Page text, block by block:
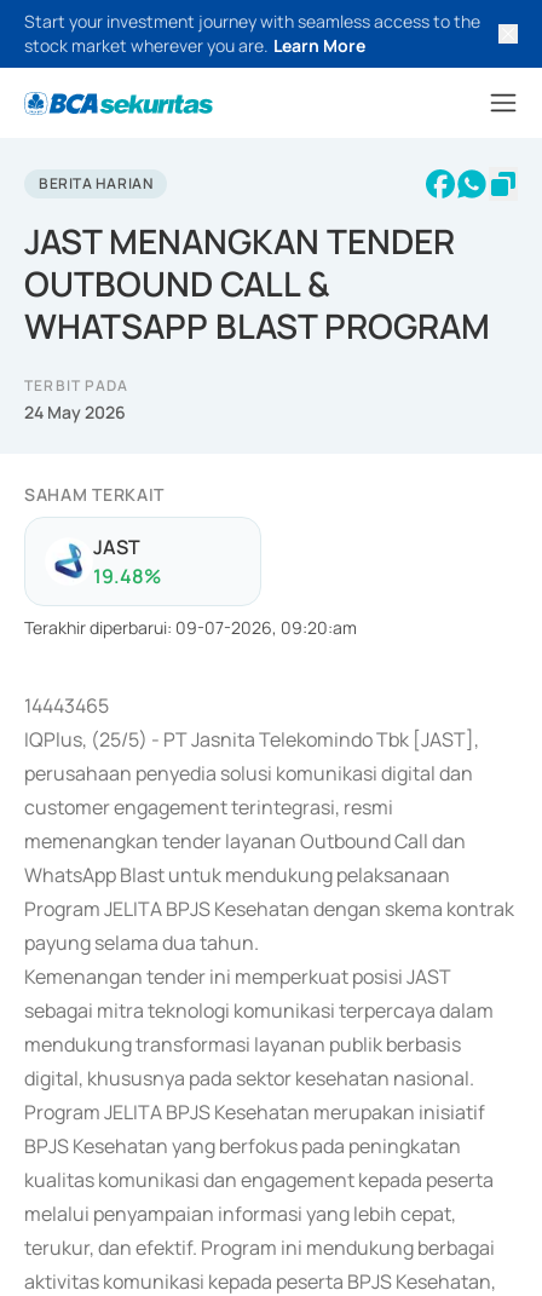
Start your investment journey with seamless access to the
stock market wherever you are. Learn More
BERITA HARIAN
JAST MENANGKAN TENDER
OUTBOUND CALL &
WHATSAPP BLAST PROGRAM
TERBIT PADA
24 May 2026
SAHAM TERKAIT
JAST
19.48%
Terakhir diperbarui: 09-07-2026, 09:20:am
14443465
IQPlus, (25/5) - PT Jasnita Telekomindo Tbk [JAST],
perusahaan penyedia solusi komunikasi digital dan
customer engagement terintegrasi, resmi
memenangkan tender layanan Outbound Call dan
WhatsApp Blast untuk mendukung pelaksanaan
Program JELITA BPJS Kesehatan dengan skema kontrak
payung selama dua tahun.
Kemenangan tender ini memperkuat posisi JAST
sebagai mitra teknologi komunikasi terpercaya dalam
mendukung transformasi layanan publik berbasis
digital, khususnya pada sektor kesehatan nasional.
Program JELITA BPJS Kesehatan merupakan inisiatif
BPJS Kesehatan yang berfokus pada peningkatan
kualitas komunikasi dan engagement kepada peserta
melalui penyampaian informasi yang lebih cepat,
terukur, dan efektif. Program ini mendukung berbagai
aktivitas komunikasi kepada peserta BPJS Kesehatan,